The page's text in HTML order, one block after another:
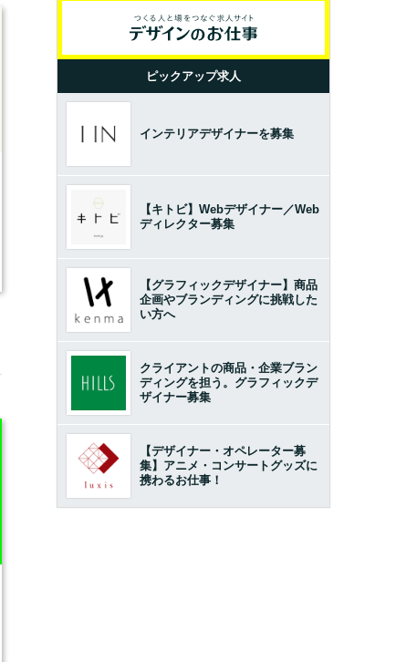
ピックアップ求人
インテリアデザイナーを募集
【キトビ】Webデザイナー／Web
ディレクター募集
【グラフィックデザイナー】商品
企画やブランディングに挑戦した
い方へ
クライアントの商品・企業ブラン
ディングを担う。グラフィックデ
ザイナー募集
【デザイナー・オペレーター募
集】アニメ・コンサートグッズに
携わるお仕事！